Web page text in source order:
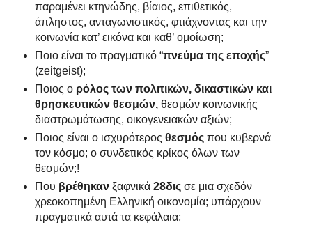
παραμένει κτηνώδης, βίαιος, επιθετικός,
άπληστος, ανταγωνιστικός, φτιάχνοντας και την
κοινωνία κατ’ εικόνα και καθ’ ομοίωση;
Ποιο είναι το πραγματικό “πνεύμα της εποχής”
(zeitgeist);
Ποιος ο ρόλοςτων πολιτικών, δικαστικών και
θρησκευτικών θεσμών, θεσμών κοινωνικής
διαστρωμάτωσης, οικογενειακών αξιών;
Ποιος είναι ο ισχυρότερος θεσμόςπου κυβερνά
τον κόσμο; ο συνδετικός κρίκος όλων των
θεσμών;!
Που βρέθηκανξαφνικά 28διςσε μια σχεδόν
χρεοκοπημένη Ελληνική οικονομία; υπάρχουν
πραγματικά αυτά τα κεφάλαια;